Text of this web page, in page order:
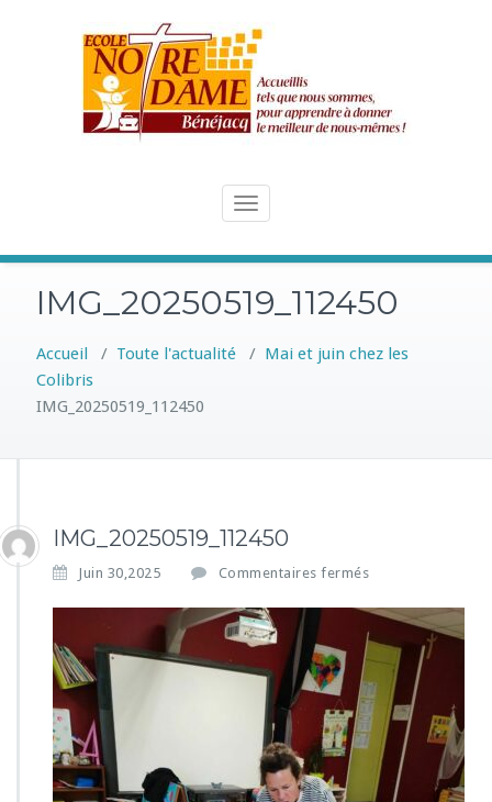
Toggle
IMG_20250519_112450
Accueil / Toute l'actualité / Mai et juin chez les
Colibris
IMG_20250519_112450
IMG_20250519_112450
Juin 30,2025 Commentaires fermés
r
I
M
G
_
0
2
5